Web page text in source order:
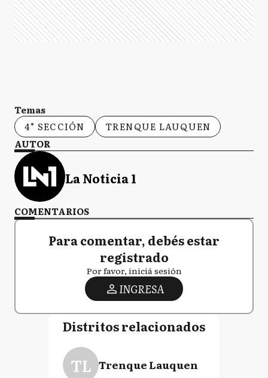
Temas
4° SECCIÓN
TRENQUE LAUQUEN
AUTOR
La Noticia 1
COMENTARIOS
Para comentar, debés estar
registrado
Por favor, iniciá sesión
INGRESA
Distritos relacionados
TL Trenque Lauquen